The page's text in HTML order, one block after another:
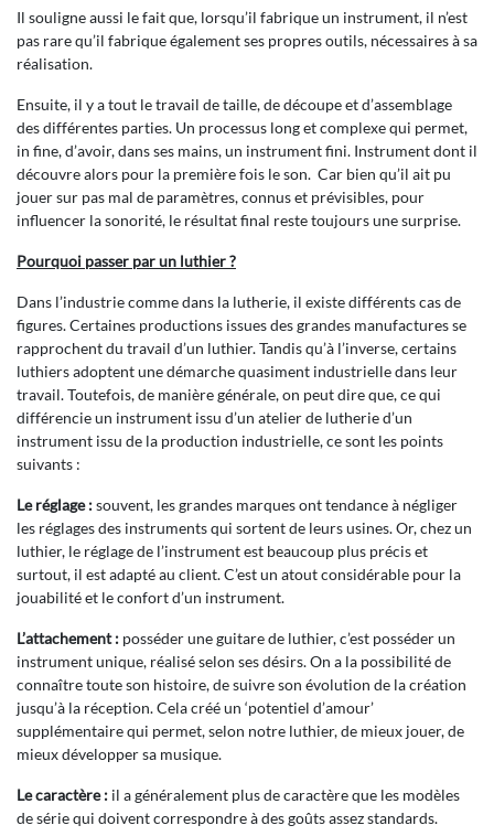
Il souligne aussi le fait que, lorsqu’il fabrique un instrument, il n’est
pas rare qu’il fabrique également ses propres outils, nécessaires à sa
réalisation.
Ensuite, il y a tout le travail de taille, de découpe et d’assemblage
des différentes parties. Un processus long et complexe qui permet,
in fine, d’avoir, dans ses mains, un instrument fini. Instrument dont il
découvre alors pour la première fois le son. Car bien qu’il ait pu
jouer sur pas mal de paramètres, connus et prévisibles, pour
influencer la sonorité, le résultat final reste toujours une surprise.
Pourquoi passer par un luthier ?
Dans l’industrie comme dans la lutherie, il existe différents cas de
figures. Certaines productions issues des grandes manufactures se
rapprochent du travail d’un luthier. Tandis qu’à l’inverse, certains
luthiers adoptent une démarche quasiment industrielle dans leur
travail. Toutefois, de manière générale, on peut dire que, ce qui
différencie un instrument issu d’un atelier de lutherie d’un
instrument issu de la production industrielle, ce sont les points
suivants :
Le réglage :souvent, les grandes marques ont tendance à négliger
les réglages des instruments qui sortent de leurs usines. Or, chez un
luthier, le réglage de l’instrument est beaucoup plus précis et
surtout, il est adapté au client. C’est un atout considérable pour la
jouabilité et le confort d’un instrument.
L’attachement : posséder une guitare de luthier, c’est posséder un
instrument unique, réalisé selon ses désirs. On a la possibilité de
connaître toute son histoire, de suivre son évolution de la création
jusqu’à la réception. Cela créé un ‘potentiel d’amour’
supplémentaire qui permet, selon notre luthier, de mieux jouer, de
mieux développer sa musique.
Le caractère : il a généralement plus de caractère que les modèles
de série qui doivent correspondre à des goûts assez standards.